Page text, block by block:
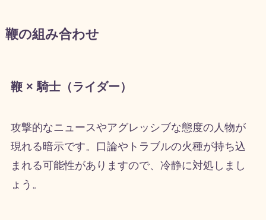
鞭の組み合わせ
鞭 × 騎士（ライダー）
攻撃的なニュースやアグレッシブな態度の人物が
現れる暗示です。口論やトラブルの火種が持ち込
まれる可能性がありますので、冷静に対処しまし
ょう。